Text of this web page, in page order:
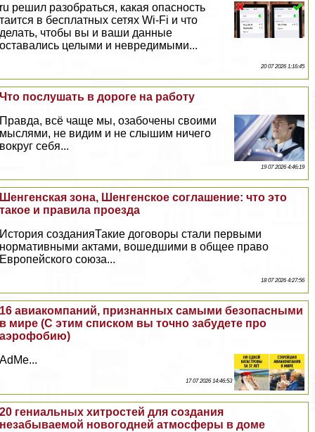
ru решил разобраться, какая опасность
таится в бесплатных сетях Wi-Fi и что
делать, чтобы вы и ваши данные
оставались целыми и невредимыми...
20 07 2026 1:16:45
Что послушать в дороге на работу
Правда, всё чаще мы, озабочены своими
мыслями, не видим и не слышим ничего
вокруг себя...
19 07 2026 4:46:19
Шенгенская зона, Шенгенское соглашение: что это
такое и правила проезда
История созданияТакие договоры стали первыми
нормативными актами, вошедшими в общее право
Европейского союза...
18 07 2026 4:27:56
16 авиакомпаний, признанных самыми безопасными
в мире (С этим списком вы точно забудете про
аэрофобию)
AdMe...
17 07 2026 14:46:53
20 гениальных хитростей для создания
незабываемой новогодней атмосферы в доме